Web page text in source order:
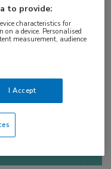
to provide:
characteristics for
on a device. Personalised
measurement, audience
I Accept